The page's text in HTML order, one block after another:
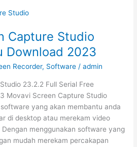
Capture Studio
Download 2023
Recorder, Software /admin
23.2.2 Full Serial Free
Movavi Screen Capture Studio
yang akan membantu anda
di desktop atau merekam video
menggunakan software yang
mudah merekam percakapan